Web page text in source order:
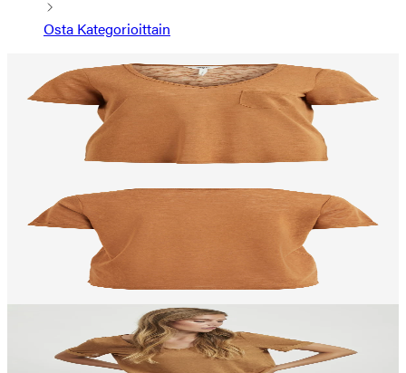
Osta Kategorioittain